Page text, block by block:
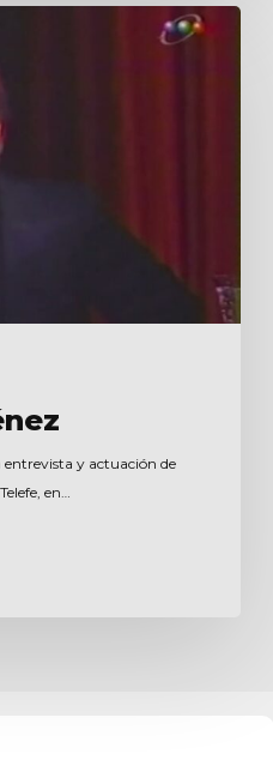
entrevista y actuación de
en…